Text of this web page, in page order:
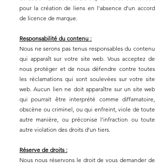
pour la création de liens en l'absence d'un accord
de licence de marque.
Responsabilité du contenu :
Nous ne serons pas tenus responsables du contenu
qui apparaît sur votre site web. Vous acceptez de
nous protéger et de nous défendre contre toutes
les réclamations qui sont soulevées sur votre site
web. Aucun lien ne doit apparaître sur un site web
qui pourrait être interprété comme diffamatoire,
obscène ou criminel, ou qui enfreint, viole de toute
autre manière, ou préconise l'infraction ou toute
autre violation des droits d'un tiers.
Réserve de droits :
Nous nous réservons le droit de vous demander de